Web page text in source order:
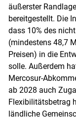
äußerster
bereitgestellt. Die
dass 10% des
(mindestens 48,7
Preisen) in die
solle. Außerdem
Mercosur-
ab 2028 auch
Flexibilitätsbetrag
ländliche